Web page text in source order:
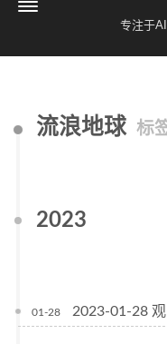
专注于
流浪地球 标
2023
01-28 2023-01-28